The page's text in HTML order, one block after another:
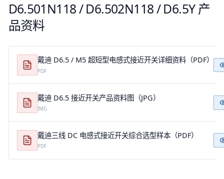
D6.501N118 / D6.502N118 / D6.5Y产
品资料
戴迪 D6.5 / M5 超短型电感式接近开关详细资料（PDF）
PDF
戴迪 D6.5 接近开关产品资料图（JPG）
IMG
戴迪三线 DC 电感式接近开关综合选型样本（PDF）
PDF